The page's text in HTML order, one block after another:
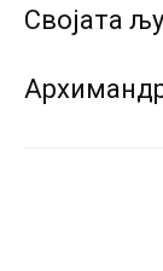
Својата